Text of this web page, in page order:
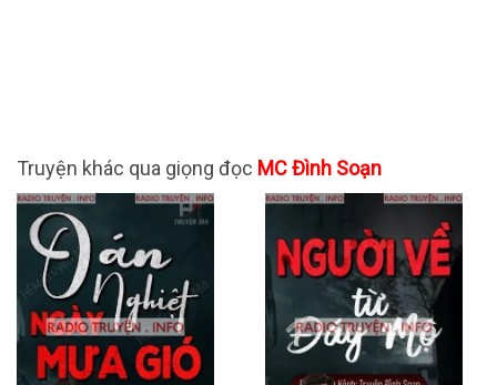
Truyện khác qua giọng đọc MC Đình Soạn